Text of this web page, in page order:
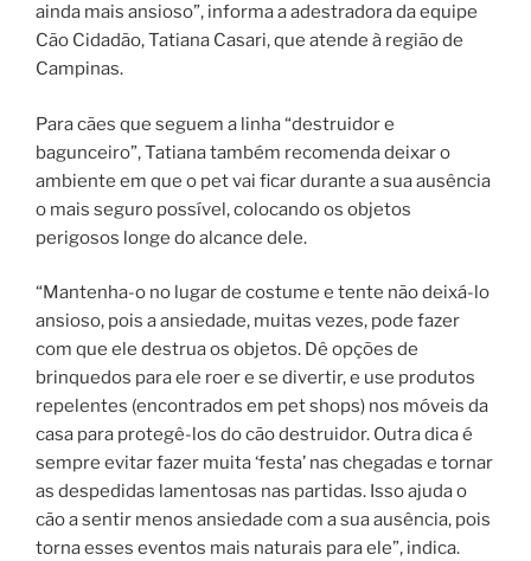
ainda mais ansioso”, informa a adestradora da equipe
Cão Cidadão, Tatiana Casari, que atende à região de
Campinas.
Para cães que seguem a linha “destruidor e
bagunceiro”, Tatiana também recomenda deixar o
ambiente em que o pet vai ficar durante a sua ausência
o mais seguro possível, colocando os objetos
perigosos longe do alcance dele.
“Mantenha-o no lugar de costume e tente não deixá-lo
ansioso, pois a ansiedade, muitas vezes, pode fazer
com que ele destrua os objetos. Dê opções de
brinquedos para ele roer e se divertir, e use produtos
repelentes (encontrados em pet shops) nos móveis da
casa para protegê-los do cão destruidor. Outra dica é
sempre evitar fazer muita ‘festa’ nas chegadas e tornar
as despedidas lamentosas nas partidas. Isso ajuda o
cão a sentir menos ansiedade com a sua ausência, pois
torna esses eventos mais naturais para ele”, indica.